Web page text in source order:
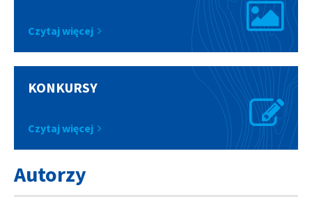
Czytaj więcej
KONKURSY
Czytaj więcej
Autorzy